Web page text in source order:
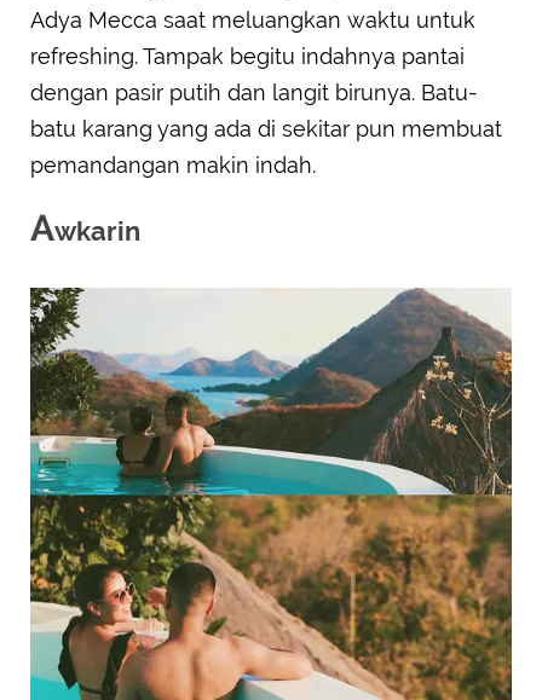
Adya Mecca saat meluangkan waktu untuk
refreshing. Tampak begitu indahnya pantai
dengan pasir putih dan langit birunya. Batu-
batu karang yang ada di sekitar pun membuat
pemandangan makin indah.
Awkarin